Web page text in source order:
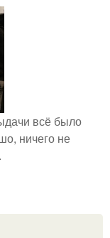
всё было
ничего не